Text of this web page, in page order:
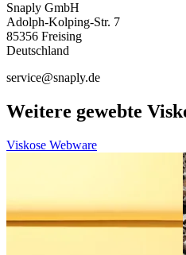
Snaply GmbH
Adolph-Kolping-Str. 7
85356 Freising
Deutschland
service@snaply.de
Weitere gewebte
Viskose Webware